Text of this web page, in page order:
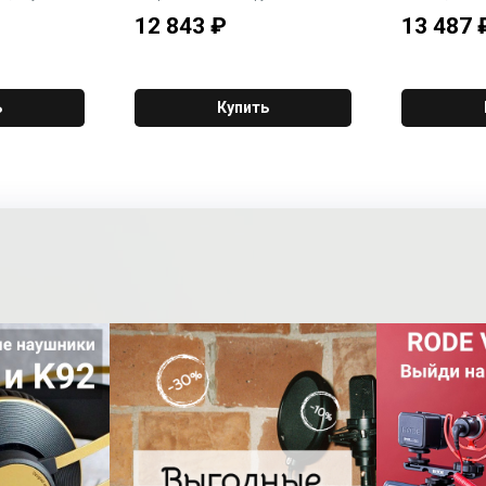
12 843 ₽
Купить
13 487